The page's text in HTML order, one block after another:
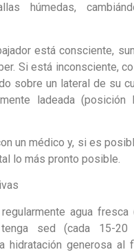
húmedas,
está consciente,
Si está inconsciente,
sobre un lateral de su
ladeada (posición
médico y, si es
lo más pronto posible.
agua fresca
sed (cada 15-20
hidratación generosa al